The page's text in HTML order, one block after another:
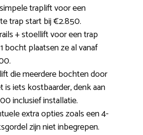
traplift voor een
trap start bij €2.850.
+ stoellift voor een trap
bocht plaatsen ze al vanaf
die meerdere bochten door
is iets kostbaarder, denk aan
inclusief installatie.
extra opties zoals een 4-
zijn niet inbegrepen.